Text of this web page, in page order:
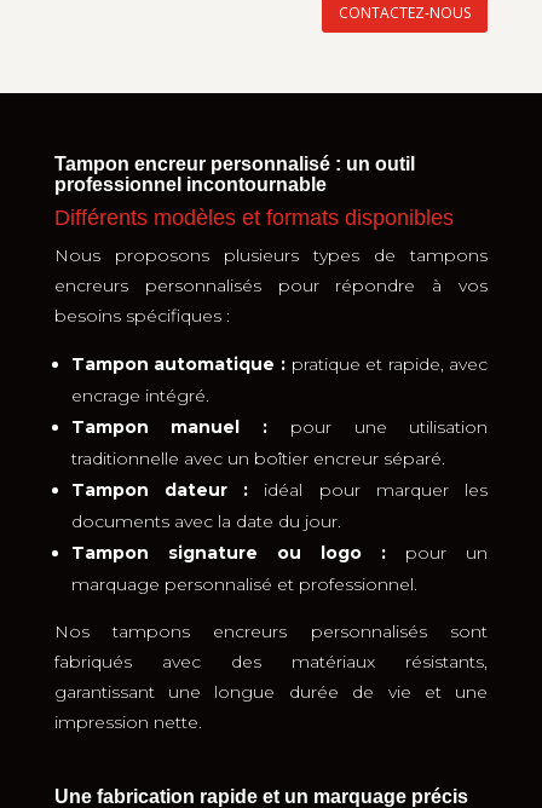
CONTACTEZ-NOUS
Tampon encreur personnalisé : un outil
professionnel incontournable
Différents modèles et formats disponibles
Nous proposons plusieurs types de tampons
encreurs personnalisés pour répondre à vos
besoins spécifiques :
Tampon automatique :pratique et rapide, avec
encrage intégré.
Tampon manuel : pour une utilisation
traditionnelle avec un boîtier encreur séparé.
Tampon dateur : idéal pour marquer les
documents avec la date du jour.
Tampon signature ou logo : pour un
marquage personnalisé et professionnel.
Nos tampons encreurs personnalisés sont
fabriqués avec des matériaux résistants,
garantissant une longue durée de vie et une
impression nette.
Une fabrication rapide et un marquage précis